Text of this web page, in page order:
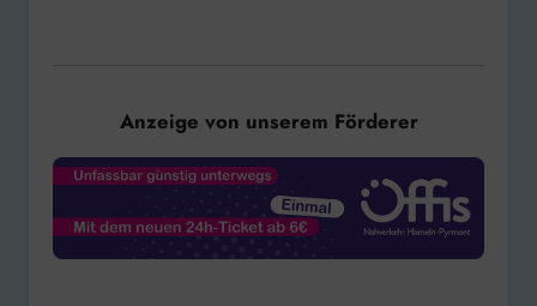
Anzeige von unserem Förderer